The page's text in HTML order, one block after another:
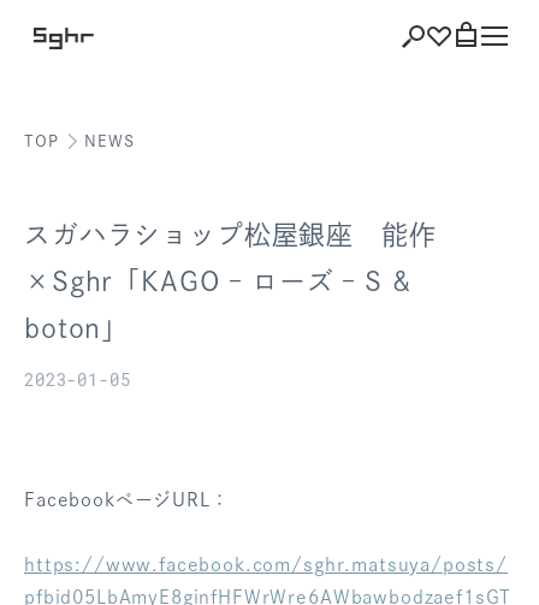
ショッピング バッグを見る
ログアウト
TOP NEWS
スガハラショップ松屋銀座 能作
×Sghr「KAGO – ローズ – S &
boton」
2023-01-05
FacebookページURL：
https://www.facebook.com/sghr.matsuya/posts/
pfbid05LbAmyE8ginfHFWrWre6AWbawbodzaef1sGT